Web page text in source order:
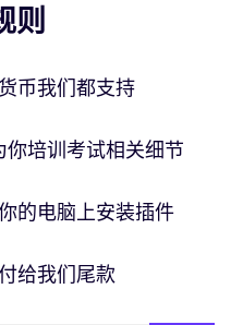
则
币我们都支持
培训考试相关细节
的电脑上安装插件
给我们尾款